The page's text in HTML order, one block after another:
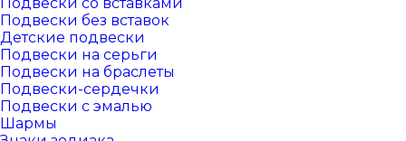
Подвески без вставок
Детские подвески
Подвески на серьги
Подвески на браслеты
Подвески-сердечки
Подвески с эмалью
Шармы